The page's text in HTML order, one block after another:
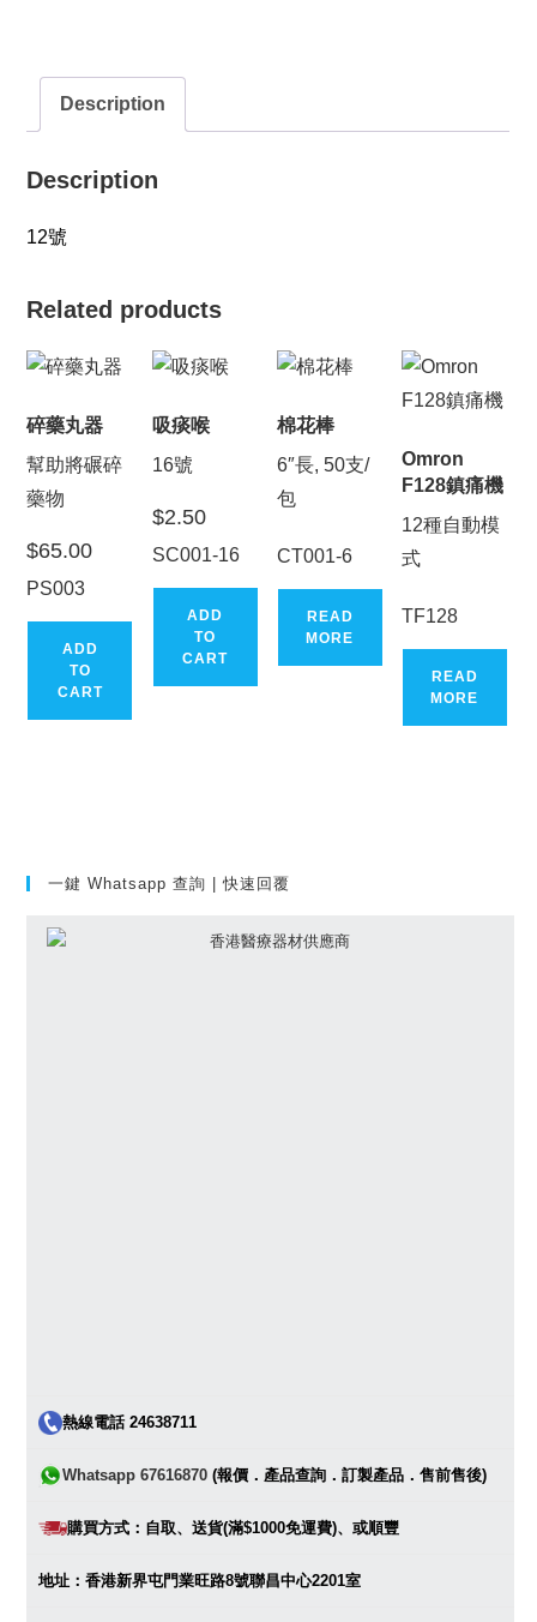
Description
Description
12號
Related products
碎藥丸器
幫助將碾碎
藥物
$65.00
PS003
ADD
TO
CART
吸痰喉
16號
$2.50
SC001-16
ADD
TO
CART
棉花棒
6″長, 50支/
包
CT001-6
READ
MORE
Omron
F128鎮痛機
12種自動模
式
TF128
READ
MORE
一鍵 Whatsapp 查詢 | 快速回覆
熱線電話 24638711
Whatsapp 67616870 (報價．產品查詢．訂製產品．售前售後)
購買方式：自取、送貨(滿$1000免運費)、或順豐
地址：香港新界屯門業旺路8號聯昌中心2201室